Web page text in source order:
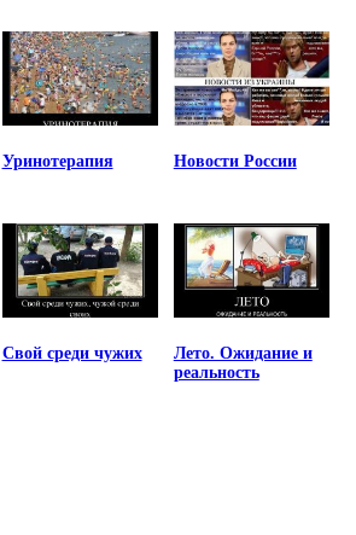
Уринотерапия Новости России
Свой среди чужих
Лето. Ожидание и
реальность